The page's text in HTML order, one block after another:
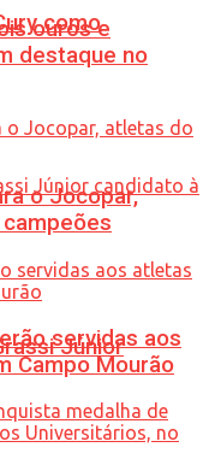
como
Júnior
ouros e
destaque no
o Jocopar,
servidas aos
Campo Mourão